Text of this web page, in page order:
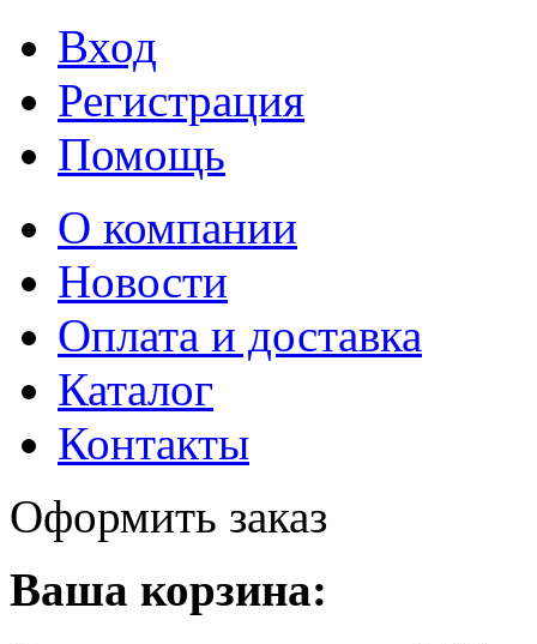
Вход
Регистрация
Помощь
О компании
Новости
Оплата и доставка
Каталог
Контакты
Оформить заказ
Ваша корзина: